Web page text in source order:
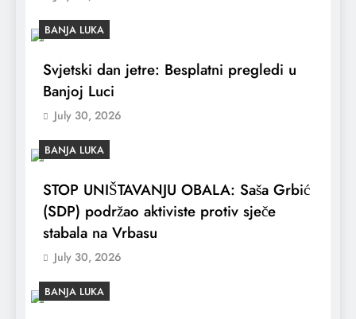
BANJA LUKA
Svjetski dan jetre: Besplatni pregledi u
Banjoj Luci
July 30, 2026
BANJA LUKA
STOP UNIŠTAVANJU OBALA: Saša Grbić
(SDP) podržao aktiviste protiv sječe
stabala na Vrbasu
July 30, 2026
BANJA LUKA